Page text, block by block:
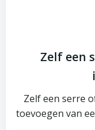
Zelf een
Zelf een serre
toevoegen van